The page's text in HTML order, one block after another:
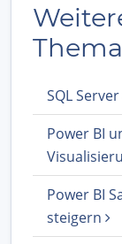
Thema
SQL
Power BI
Power BI
steigern